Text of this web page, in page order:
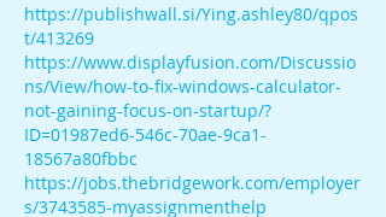
https://publishwall.si/Ying.ashley80/qpos
t/413269
https://www.displayfusion.com/Discussio
ns/View/how-to-fix-windows-calculator-
not-gaining-focus-on-startup/?
ID=01987ed6-546c-70ae-9ca1-
18567a80fbbc
https://jobs.thebridgework.com/employer
s/3743585-myassignmenthelp